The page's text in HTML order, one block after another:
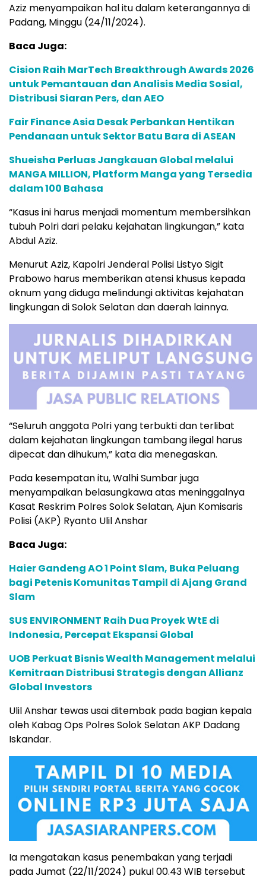
Aziz menyampaikan hal itu dalam keterangannya di
Padang, Minggu (24/11/2024).
Baca Juga:
Cision Raih MarTech Breakthrough Awards 2026
untuk Pemantauan dan Analisis Media Sosial,
Distribusi Siaran Pers, dan AEO
Fair Finance Asia Desak Perbankan Hentikan
Pendanaan untuk Sektor Batu Bara di ASEAN
Shueisha Perluas Jangkauan Global melalui
MANGA MILLION, Platform Manga yang Tersedia
dalam 100 Bahasa
“Kasus ini harus menjadi momentum membersihkan
tubuh Polri dari pelaku kejahatan lingkungan,” kata
Abdul Aziz.
Menurut Aziz, Kapolri Jenderal Polisi Listyo Sigit
Prabowo harus memberikan atensi khusus kepada
oknum yang diduga melindungi aktivitas kejahatan
lingkungan di Solok Selatan dan daerah lainnya.
“Seluruh anggota Polri yang terbukti dan terlibat
dalam kejahatan lingkungan tambang ilegal harus
dipecat dan dihukum,” kata dia menegaskan.
Pada kesempatan itu, Walhi Sumbar juga
menyampaikan belasungkawa atas meninggalnya
Kasat Reskrim Polres Solok Selatan, Ajun Komisaris
Polisi (AKP) Ryanto Ulil Anshar
Baca Juga:
Haier Gandeng AO 1 Point Slam, Buka Peluang
bagi Petenis Komunitas Tampil di Ajang Grand
Slam
SUS ENVIRONMENT Raih Dua Proyek WtE di
Indonesia, Percepat Ekspansi Global
UOB Perkuat Bisnis Wealth Management melalui
Kemitraan Distribusi Strategis dengan Allianz
Global Investors
Ulil Anshar tewas usai ditembak pada bagian kepala
oleh Kabag Ops Polres Solok Selatan AKP Dadang
Iskandar.
Ia mengatakan kasus penembakan yang terjadi
pada Jumat (22/11/2024) pukul 00.43 WIB tersebut